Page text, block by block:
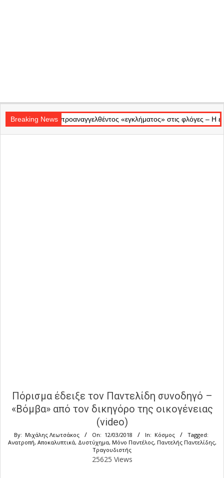
Navigation
Menu
Breaking News
προαναγγελθέντος «εγκλήματος» στις φλόγες – Η επίσημη
Πόρισμα έδειξε τον Παντελίδη συνοδηγό –
«Βόμβα» από τον δικηγόρο της οικογένειας
(video)
By: Μιχάλης Λεωτσάκος On: 12/03/2018 In: Κόσμος
Tagged:
Ανατροπή, Αποκαλυπτικά, Δυστύχημα, Μόνο Παντέλος, Παντελής Παντελίδης,
Τραγουδιστής
25625 Views